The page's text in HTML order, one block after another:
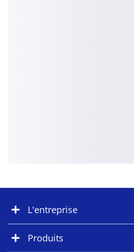
L'entreprise
Produits